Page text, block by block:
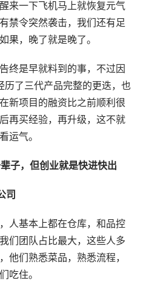
来一下飞机马上就恢复元气
禁令突然袭击，我们还有足
果，晚了就是晚了。
终是早就料到的事，不过因
历了三代产品完整的更迭，也
新项目的融资比之前顺利很
再买经验，再升级，这不就
运气。
子，但创业就是快进快出
司
人基本上都在仓库，和品控
们团队占比最大，这些人多
他们熟悉菜品，熟悉流程，
吃住。